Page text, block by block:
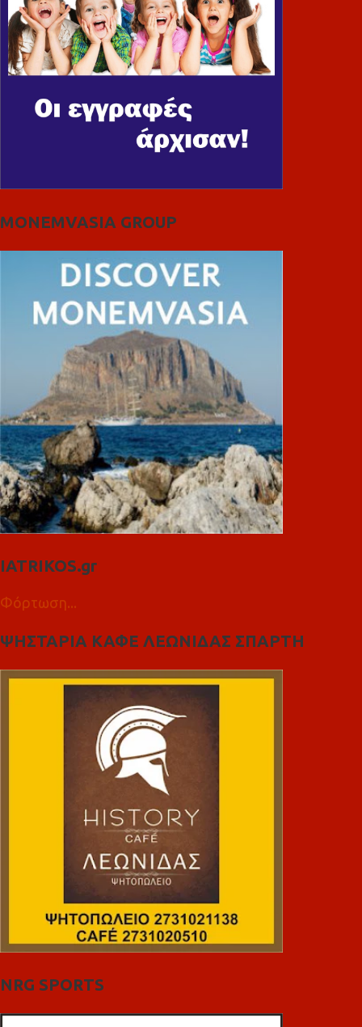
MONEMVASIA GROUP
IATRIKOS.gr
Φόρτωση...
ΨΗΣΤΑΡΙΑ ΚΑΦΕ ΛΕΩΝΙΔΑΣ ΣΠΑΡΤΗ
NRG SPORTS